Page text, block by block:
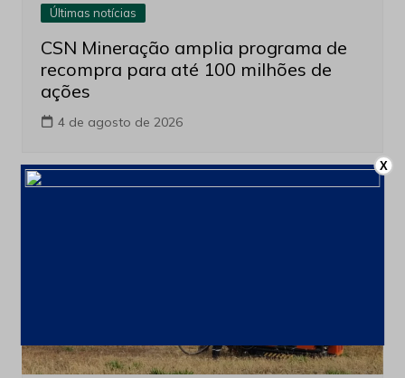
Últimas notícias
CSN Mineração amplia programa de
recompra para até 100 milhões de
ações
4 de agosto de 2026
X